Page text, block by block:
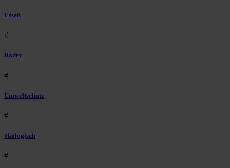
Essen
#
Räder
#
Umweltschutz
#
ökologisch
#